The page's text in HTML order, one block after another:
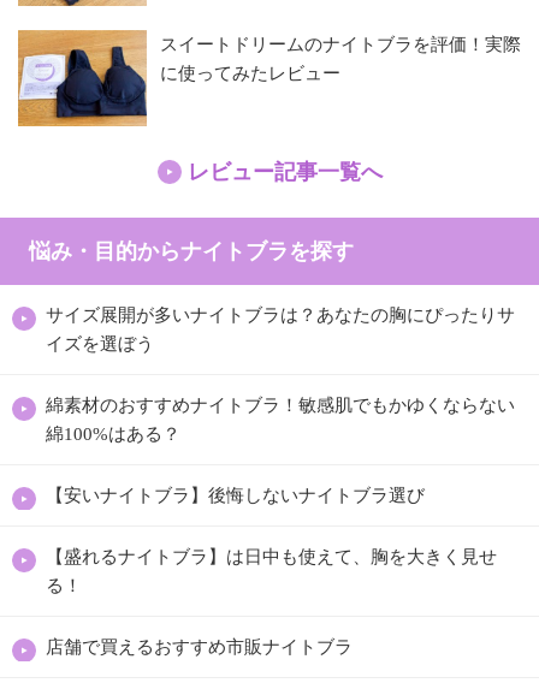
スイートドリームのナイトブラを評価！実際
に使ってみたレビュー
レビュー記事一覧へ
悩み・目的からナイトブラを探す
サイズ展開が多いナイトブラは？あなたの胸にぴったりサ
イズを選ぼう
綿素材のおすすめナイトブラ！敏感肌でもかゆくならない
綿100%はある？
【安いナイトブラ】後悔しないナイトブラ選び
【盛れるナイトブラ】は日中も使えて、胸を大きく見せ
る！
店舗で買えるおすすめ市販ナイトブラ